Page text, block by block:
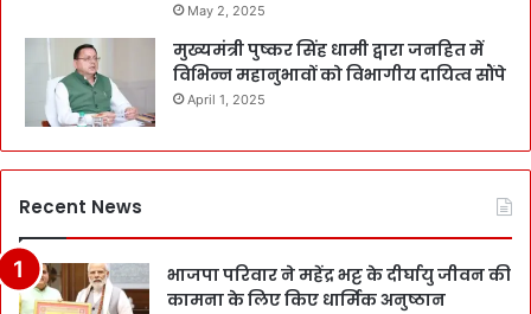
May 2, 2025
मुख्यमंत्री पुष्कर सिंह धामी द्वारा जनहित में
विभिन्न महानुभावों को विभागीय दायित्व सौंपे
April 1, 2025
Recent News
भाजपा परिवार ने महेंद्र भट्ट के दीर्घायु जीवन की
कामना के लिए किए धार्मिक अनुष्ठान